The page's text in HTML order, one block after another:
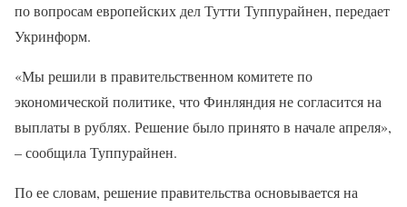
по вопросам европейских дел Тутти Туппурайнен, передает
Укринформ.
«Мы решили в правительственном комитете по
экономической политике, что Финляндия не согласится на
выплаты в рублях. Решение было принято в начале апреля»,
– сообщила Туппурайнен.
По ее словам, решение правительства основывается на